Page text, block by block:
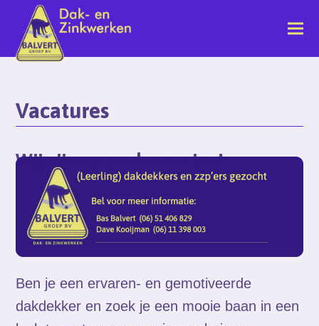
Vacatures
Wij zijn op zoek naar jou!
Ben je een ervaren- en gemotiveerde
dakdekker en zoek je een mooie baan in een